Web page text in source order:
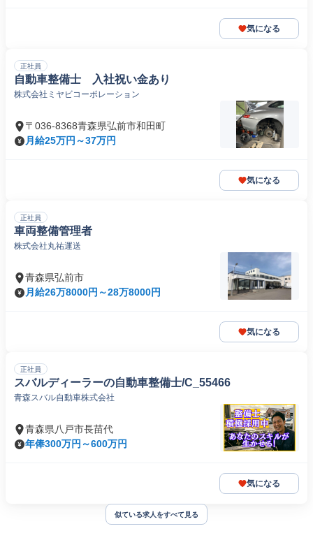
気になる
正社員
自動車整備士 入社祝い金あり
株式会社ミヤビコーポレーション
〒036-8368青森県弘前市和田町
月給25万円～37万円
気になる
正社員
車両整備管理者
株式会社丸祐運送
青森県弘前市
月給26万8000円～28万8000円
気になる
正社員
スバルディーラーの自動車整備士/C_55466
青森スバル自動車株式会社
青森県八戸市長苗代
年俸300万円～600万円
気になる
似ている求人をすべて見る